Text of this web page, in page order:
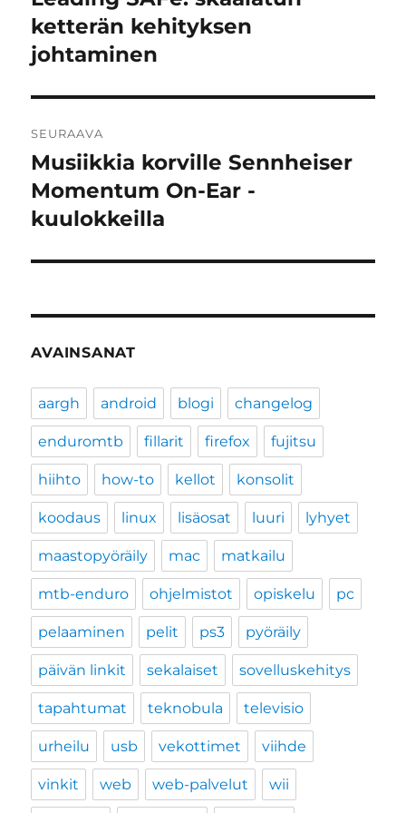
artikkeli:
ketterän kehityksen
johtaminen
SEURAAVA
Seuraava
artikkeli:
Musiikkia korville Sennheiser
Momentum On-Ear -
kuulokkeilla
AVAINSANAT
aargh android blogi changelog
enduromtb fillarit firefox fujitsu
hiihto how-to kellot konsolit
koodaus linux lisäosat luuri lyhyet
maastopyöräily mac matkailu
mtb-enduro ohjelmistot opiskelu pc
pelaaminen pelit ps3 pyöräily
päivän linkit sekalaiset sovelluskehitys
tapahtumat teknobula televisio
urheilu usb vekottimet viihde
vinkit web web-palvelut wii